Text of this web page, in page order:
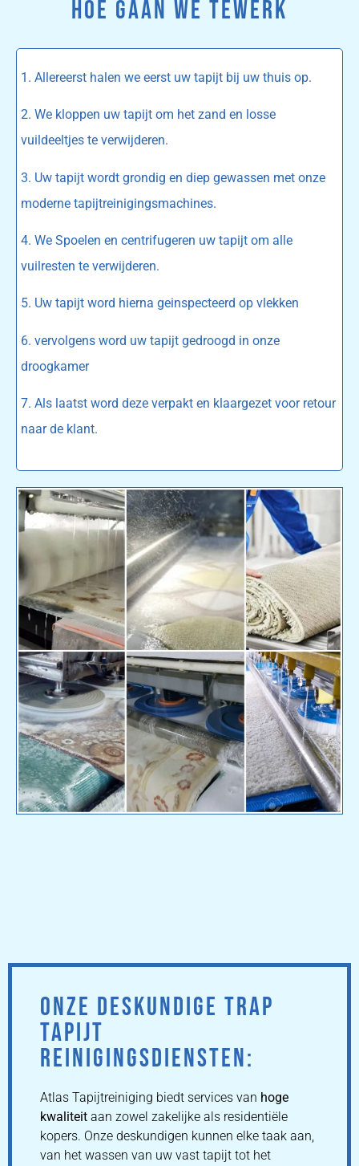
HOE GAAN WE TEWERK
1. Allereerst halen we eerst uw tapijt bij uw thuis op.
2. We kloppen uw tapijt om het zand en losse
vuildeeltjes te verwijderen.
3. Uw tapijt wordt grondig en diep gewassen met onze
moderne tapijtreinigingsmachines.
4. We Spoelen en centrifugeren uw tapijt om alle
vuilresten te verwijderen.
5. Uw tapijt word hierna geinspecteerd op vlekken
6. vervolgens word uw tapijt gedroogd in onze
droogkamer
7. Als laatst word deze verpakt en klaargezet voor retour
naar de klant.
ONZE DESKUNDIGE TRAP
TAPIJT
REINIGINGSDIENSTEN:
Atlas Tapijtreiniging biedt services van hoge
kwaliteit aan zowel zakelijke als residentiële
kopers. Onze deskundigen kunnen elke taak aan,
van het wassen van uw vast tapijt tot het